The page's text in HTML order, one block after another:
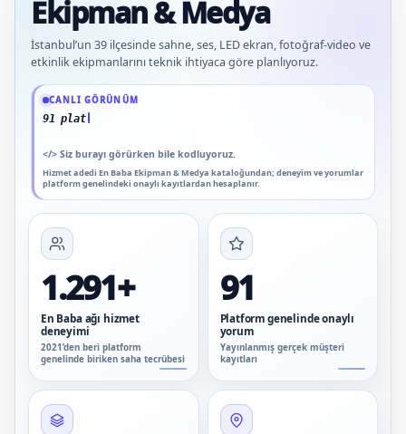
Ekipman & Medya
İstanbul’un 39 ilçesinde sahne, ses, LED ekran, fotoğraf-video ve
etkinlik ekipmanlarını teknik ihtiyaca göre planlıyoruz.
CANLI GÖRÜNÜM
91 platform genelinde onaylı yorum
</> Siz burayı görürken bile kodluyoruz.
Hizmet adedi En Baba Ekipman & Medya kataloğundan; deneyim ve yorumlar
platform genelindeki onaylı kayıtlardan hesaplanır.
Güncel veriler: 1.291+ En Baba ağı hizmet deneyimi; 91 platform genelinde
1.291+
En Baba ağı hizmet
deneyimi
2021’den beri platform
genelinde biriken saha tecrübesi
91
Platform genelinde onaylı
yorum
Yayınlanmış gerçek müşteri
kayıtları